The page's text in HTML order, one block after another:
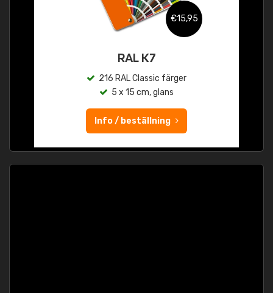
€15,95
RAL K7
216 RAL Classic färger
5 x 15 cm, glans
Info / beställning